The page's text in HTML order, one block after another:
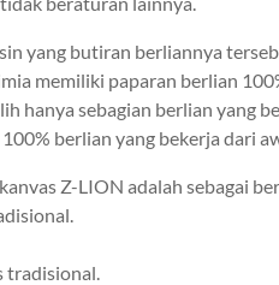
yang butiran berliannya
memiliki paparan berlian
hanya sebagian berlian yang
berlian yang bekerja dari
Z-LION adalah sebagai
tradisional.